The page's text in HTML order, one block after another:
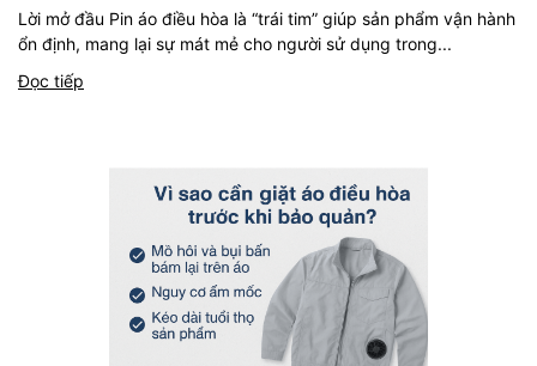
Lời mở đầu Pin áo điều hòa là “trái tim” giúp sản phẩm vận hành
ổn định, mang lại sự mát mẻ cho người sử dụng trong...
Đọc tiếp